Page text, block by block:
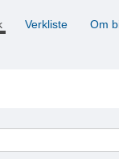
Verkliste Om